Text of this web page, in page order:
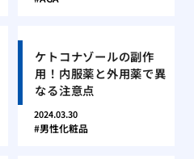
ケトコナゾールの副作
用！内服薬と外用薬で異
なる注意点
2024.03.30
男性化粧品